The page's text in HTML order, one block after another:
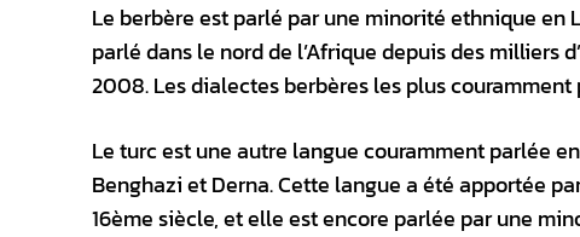
Le berbère est parlé par une minorité ethnique en
parlé dans le nord de l’Afrique depuis des milliers
2008. Les dialectes berbères les plus
Le turc est une autre langue couramment parlée
Benghazi et Derna. Cette langue a été apportée
16ème siècle, et elle est encore parlée par une